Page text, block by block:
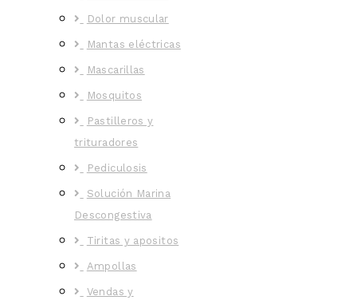
Dolor muscular
Mantas eléctricas
Mascarillas
Mosquitos
Pastilleros y
trituradores
Pediculosis
Solución Marina
Descongestiva
Tiritas y apositos
Ampollas
Vendas y